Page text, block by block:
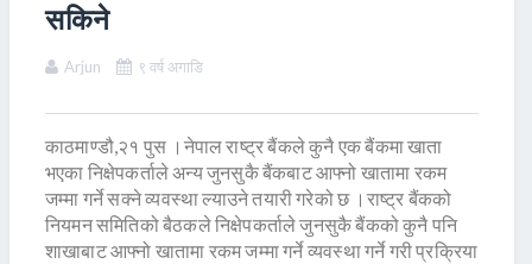
सकिने
Arjun ९ वर्ष अगाडि
काठमाण्डौ,२१ पुस ।नेपाल राष्ट्र बैंकले कुनै एक बैंकमा खाता
भएका निक्षेपकर्ताले अन्य जुनसुकै बैंकबाट आफ्नो खातामा रकम
जम्मा गर्ने सक्ने व्यवस्था ल्याउने तयारी गरेको छ ।राष्ट्र बैंकको
नियमन समितिको बैठकले निक्षेपकर्ताले जुनसुकै बैंकको कुनै पनि
शाखाबाट आफ्नो खातामा रकम जम्मा गर्ने व्यवस्था गर्ने गरी प्रक्रिया